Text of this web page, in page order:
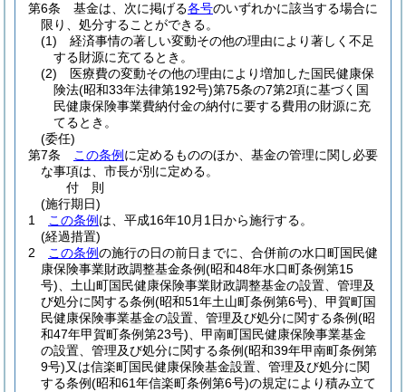
第6条
基金は、次に掲げる各号のいずれかに該当する場合に
限り、処分することができる。
(1)
経済事情の著しい変動その他の理由により著しく不足
する財源に充てるとき。
(2)
医療費の変動その他の理由により増加した国民健康保
険法(昭和33年法律第192号)第75条の7第2項に基づく国
民健康保険事業費納付金の納付に要する費用の財源に充
てるとき。
(委任)
第7条
この条例 に定めるもののほか、基金の管理に関し必要
な事項は、市長が別に定める。
付 則
(施行期日)
1
この条例 は、平成16年10月1日から施行する。
(経過措置)
2
この条例の施行の日の前日までに、合併前の水口町国民健
康保険事業財政調整基金条例(昭和48年水口町条例第15
号) 、土山町国民健康保険事業財政調整基金の設置、管理及
び処分に関する条例(昭和51年土山町条例第6号) 、甲賀町国
民健康保険事業基金の設置、管理及び処分に関する条例(昭
和47年甲賀町条例第23号) 、甲南町国民健康保険事業基金
の設置、管理及び処分に関する条例(昭和39年甲南町条例第
9号)又は信楽町国民健康保険基金設置、管理及び処分に関
する条例(昭和61年信楽町条例第6号)の規定により積み立て